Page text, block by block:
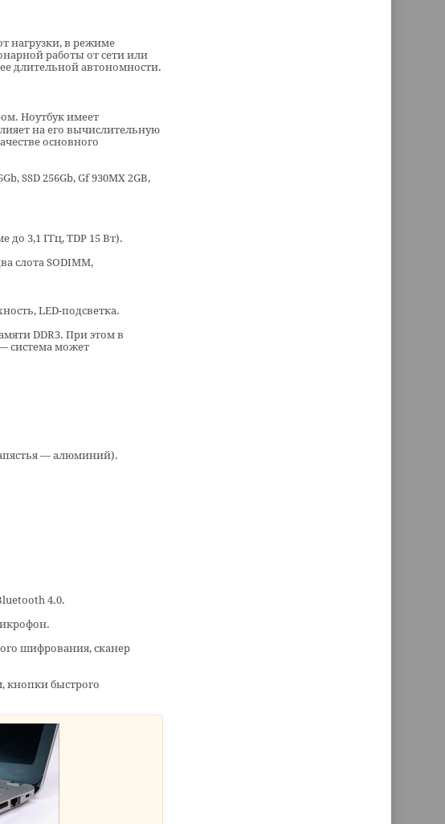
нагрузки, в режиме
работы от сети или
длительной автономности.
Ноутбук имеет
на его вычислительную
основного
SSD 256Gb, Gf 930MX 2GB,
до 3,1 ГГц, TDP 15 Вт).
слота SODIMM,
LED-подсветка.
DDR3. При этом в
система может
— алюминий).
4.0.
шифрования, сканер
кнопки быстрого